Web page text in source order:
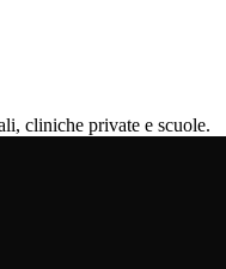
cliniche private e scuole.